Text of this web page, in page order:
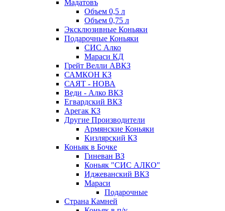
Мадатовъ
Объем 0,5 л
Объем 0,75 л
Эксклюзивные Коньяки
Подарочные Коньяки
СИС Алко
Мараси КД
Грейт Велли АВКЗ
САМКОН КЗ
САЯТ - НОВА
Веди - Алко ВКЗ
Егвардский ВКЗ
Арегак КЗ
Другие Производители
Армянские Коньяки
Кизлярский КЗ
Коньяк в Бочке
Гиневан ВЗ
Коньяк "СИС АЛКО"
Иджеванский ВКЗ
Мараси
Подарочные
Страна Камней